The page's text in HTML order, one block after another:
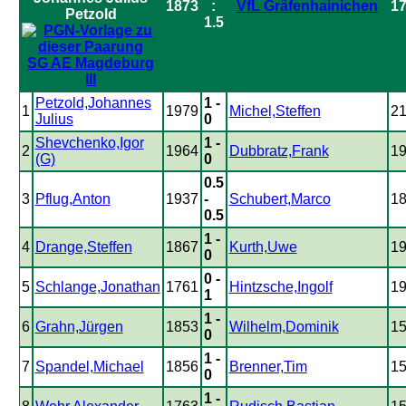
SG AE Magdeburg
1873
:
1.5
VfL Gräfenhainichen
1
Petzold,Johannes
Julius
1979
1 -
0
Michel,Steffen
2
Shevchenko,Igor
(G)
1964
1 -
0
Dubbratz,Frank
3 Pflug,Anton 1937
0.5
-
0.5
Schubert,Marco
4 Drange,Steffen 1867
1 -
0
Kurth,Uwe
5 Schlange,Jonathan 1761
0 -
1
Hintzsche,Ingolf
6 Grahn,Jürgen 1853
1 -
0
Wilhelm,Dominik
7 Spandel,Michael 1856
1 -
0
Brenner,Tim
1 -